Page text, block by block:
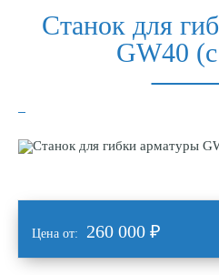
Станок для
GW40
Цена от: 260 000 ₽